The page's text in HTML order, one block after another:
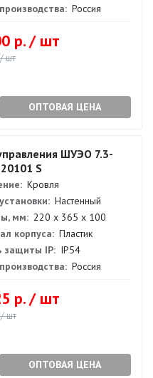
Россия
р. / шт
шт
ОПТОВАЯ ЦЕНА
ШУЭО 7.3-
S
Кровля
Настенный
мм: 220 х 365 х 100
корпуса: Пластик
защиты IP: IP54
Россия
р. / шт
шт
ОПТОВАЯ ЦЕНА